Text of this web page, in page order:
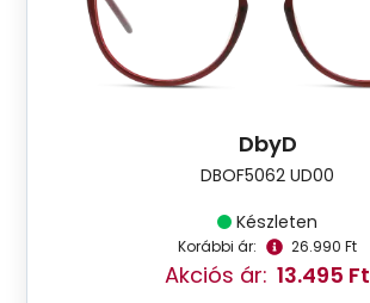
DbyD
DBOF5062 UD00
Készleten
Korábbi ár: 26.990 Ft
Akciós ár: 13.495 Ft